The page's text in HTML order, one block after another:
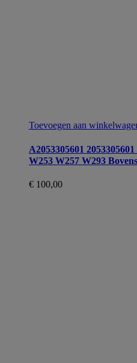
Toevoegen aan
A2053305601
W253 W257 W293
€ 100,00